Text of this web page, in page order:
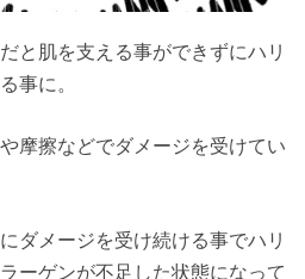
と肌を支える事ができずにハリ
事に。
摩擦などでダメージを受けてい
ダメージを受け続ける事でハリ
ーゲンが不足した状態になって